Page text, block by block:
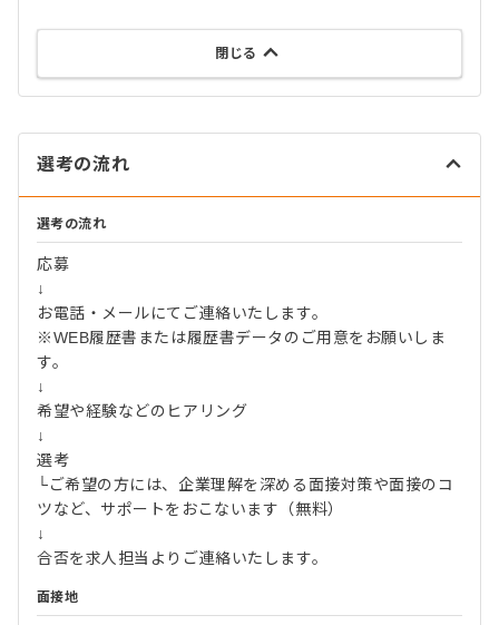
閉じる
選考の流れ
選考の流れ
応募
↓
お電話・メールにてご連絡いたします。
※WEB履歴書または履歴書データのご用意をお願いしま
す。
↓
希望や経験などのヒアリング
↓
選考
└ご希望の方には、企業理解を深める面接対策や面接のコ
ツなど、サポートをおこないます（無料）
↓
合否を求人担当よりご連絡いたします。
面接地